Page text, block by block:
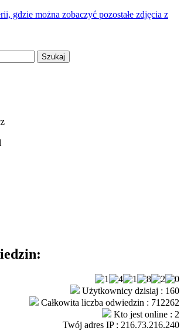
gdzie można zobaczyć pozostałe zdjęcia z
Użytkownicy dzisiaj : 160
Całkowita liczba odwiedzin : 712262
Kto jest online : 2
Twój adres IP : 216.73.216.240